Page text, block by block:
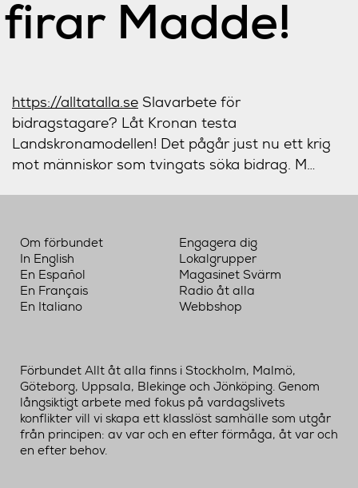
firar Madde!
https://alltatalla.se Slavarbete för
bidragstagare? Låt Kronan testa
Landskronamodellen! Det pågår just nu ett krig
mot människor som tvingats söka bidrag. M…
Om förbundet
In English
En Español
En Français
En Italiano
Engagera dig
Lokalgrupper
Magasinet Svärm
Radio åt alla
Webbshop
Förbundet Allt åt alla finns i Stockholm, Malmö,
Göteborg, Uppsala, Blekinge och Jönköping. Genom
långsiktigt arbete med fokus på vardagslivets
konflikter vill vi skapa ett klasslöst samhälle som utgår
från principen: av var och en efter förmåga, åt var och
en efter behov.